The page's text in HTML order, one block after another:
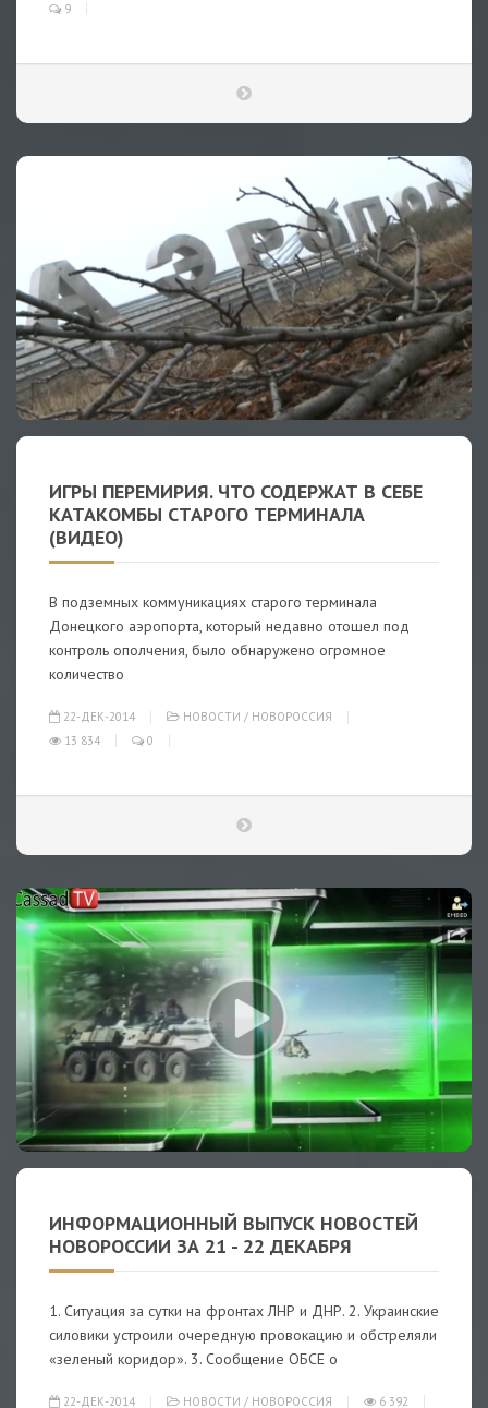
9
ИГРЫ ПЕРЕМИРИЯ. ЧТО СОДЕРЖАТ В СЕБЕ
КАТАКОМБЫ СТАРОГО ТЕРМИНАЛА
(ВИДЕО)
В подземных коммуникациях старого терминала
Донецкого аэропорта, который недавно отошел под
контроль ополчения, было обнаружено огромное
количество
22-ДЕК-2014 НОВОСТИ / НОВОРОССИЯ
13 834
0
ИНФОРМАЦИОННЫЙ ВЫПУСК НОВОСТЕЙ
НОВОРОССИИ ЗА 21 - 22 ДЕКАБРЯ
1. Ситуация за сутки на фронтах ЛНР и ДНР. 2. Украинские
силовики устроили очередную провокацию и обстреляли
«зеленый коридор». 3. Сообщение ОБСЕ о
22-ДЕК-2014 НОВОСТИ / НОВОРОССИЯ 6 392